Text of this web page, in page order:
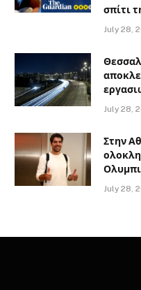
σπίτι
July 28,
July 28,
Στην
July 28,